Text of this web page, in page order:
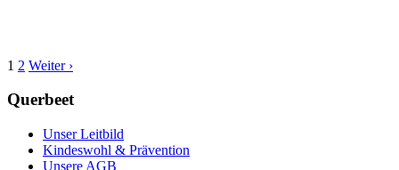
1 2 Weiter ›
Querbeet
Unser Leitbild
Kindeswohl & Prävention
Unsere AGB